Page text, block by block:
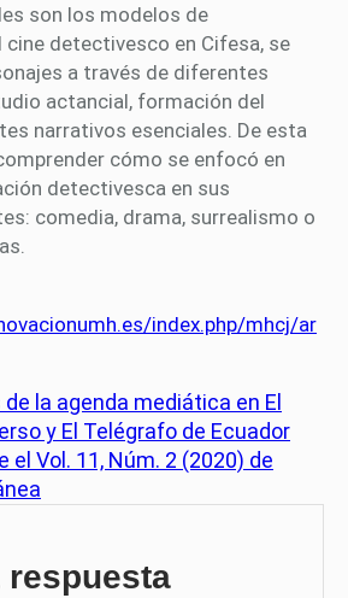
son los modelos de
detectivesco en Cifesa, se
a través de diferentes
actancial, formación del
narrativos esenciales. De esta
cómo se enfocó en
detectivesca en sus
comedia, drama, surrealismo o
index.php/mhcj/ar
la agenda mediática en El
y El Telégrafo de Ecuador
el Vol. 11, Núm. 2 (2020) de
respuesta